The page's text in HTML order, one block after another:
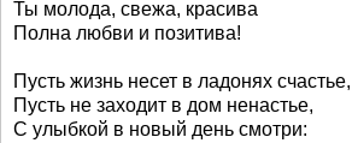
Ты молода, свежа, красива
Полна любви и позитива!
Пусть жизнь несет в ладонях счастье,
Пусть не заходит в дом ненастье,
С улыбкой в новый день смотри: